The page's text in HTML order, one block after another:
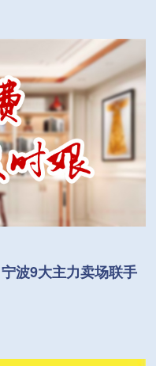
波9大主力卖场联手